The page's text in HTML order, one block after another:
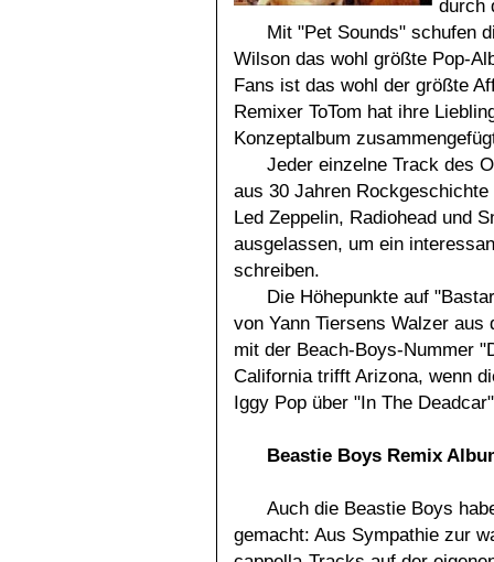
durch
Mit "Pet Sounds" schufen
Wilson das wohl größte Pop-
Fans ist das wohl der größte
Remixer ToTom hat ihre
Konzeptalbum
Jeder einzelne Track des
aus 30 Jahren
Led Zeppelin, Radiohead und
ausgelassen, um ein
schreiben.
Die Höhepunkte auf
von Yann Tiersens Walzer
mit der Beach-Boys-Nummer
California trifft Arizona, wenn
Iggy Pop über "In The
Beastie Boys Remix
Auch die Beastie Boys
gemacht: Aus Sympathie zur